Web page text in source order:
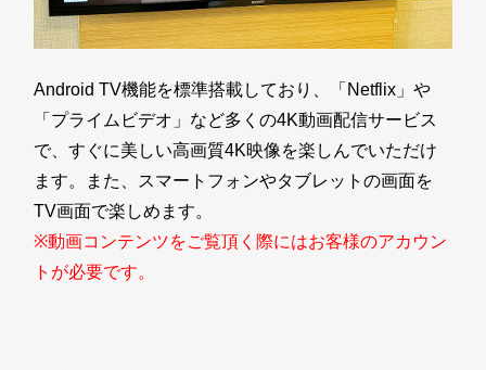
Android TV機能を標準搭載しており、「Netflix」や
「プライムビデオ」など多くの4K動画配信サービス
で、すぐに美しい高画質4K映像を楽しんでいただけ
ます。また、スマートフォンやタブレットの画面を
TV画面で楽しめます。
※動画コンテンツをご覧頂く際にはお客様のアカウン
トが必要です。